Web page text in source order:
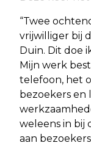
“Twee
vrijwilliger bij
Duin. Dit doe
Mijn werk
telefoon, het
bezoekers en
weleens in bij
aan